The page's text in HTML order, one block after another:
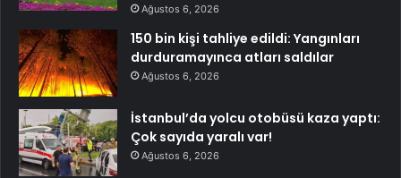
Ağustos 6, 2026
150 bin kişi tahliye edildi: Yangınları
durduramayınca atları saldılar
Ağustos 6, 2026
İstanbul’da yolcu otobüsü kaza yaptı:
Çok sayıda yaralı var!
Ağustos 6, 2026